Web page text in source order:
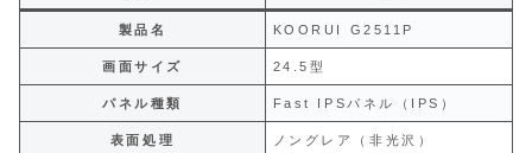
製品名 KOORUI G2511P
画面サイズ 24.5型
パネル種類 Fast IPSパネル（IPS）
表面処理 ノングレア（非光沢）